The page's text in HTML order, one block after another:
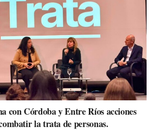
con Córdoba y Entre Ríos acciones
la trata de personas.